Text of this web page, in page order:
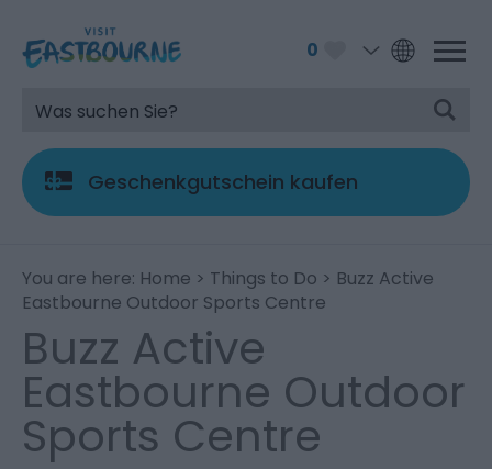
0
Geschenkgutschein kaufen
You are here: Home > Things to Do > Buzz Active
Eastbourne Outdoor Sports Centre
Buzz Active
Eastbourne Outdoor
Sports Centre